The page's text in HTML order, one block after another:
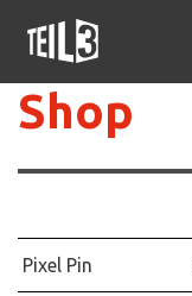
Shop
Pixel Pin